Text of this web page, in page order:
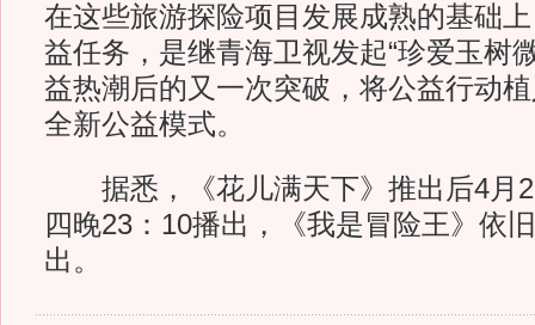
在这些旅游探险项目发展成熟的基础
益任务，是继青海卫视发起“珍爱玉树
益热潮后的又一次突破，将公益行动
全新公益模式。
据悉，《花儿满天下》推出后4月
四晚23：10播出，《我是冒险王》依
出。